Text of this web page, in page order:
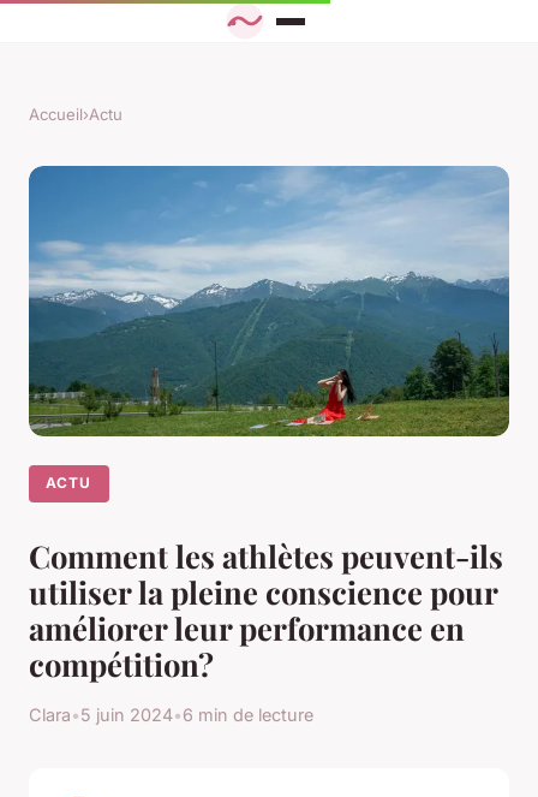
Accueil›Actu
ACTU
Comment les athlètes peuvent-ils
utiliser la pleine conscience pour
améliorer leur performance en
compétition?
Clara•5 juin 2024•6 min de lecture